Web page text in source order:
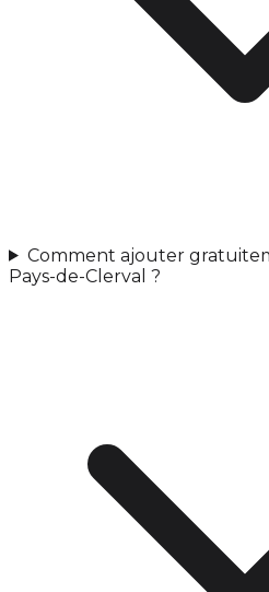
Comment ajouter
Pays-de-Clerval ?